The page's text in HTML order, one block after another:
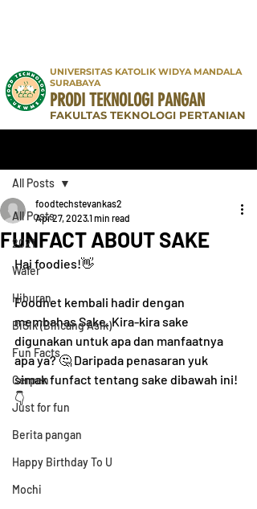
UNIVERSITAS KATOLIK WIDYA MANDALA
SURABAYA
PRODI TEKNOLOGI PANGAN
FAKULTAS TEKNOLOGI PERTANIAN
All Posts
2021
Wafer
Hiburan
BiSik (Bincang Asik)
Fun Facts
Cerpen
Just for fun
Berita pangan
Happy Birthday To U
Mochi
All Posts
FUNFACT ABOUT SAKE
foodtechstevankas2
Apr 27, 20231 min read
Hai foodies!👋
Foodnet kembali hadir dengan
membahas Sake. Kira-kira sake
digunakan untuk apa dan manfaatnya
apa ya? 🤔 Daripada penasaran yuk
simak funfact tentang sake dibawah ini!
👇